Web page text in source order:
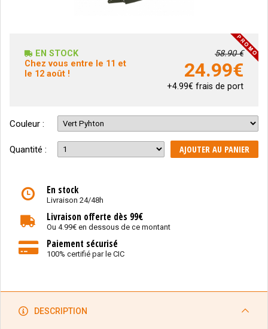
EN STOCK
Chez vous entre le 11 et
le 12 août !
58.90 €
24.99€
+4.99€ frais de port
Couleur :
Quantité : AJOUTER AU PANIER
En stock
Livraison 24/48h
Livraison offerte dès 99€
Ou 4.99€ en dessous de ce montant
Paiement sécurisé
100% certifié par le CIC
DESCRIPTION